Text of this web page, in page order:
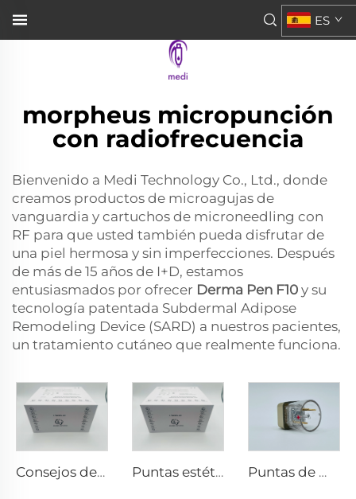
ES
morpheus micropunción
con radiofrecuencia
Bienvenido a Medi Technology Co., Ltd., donde
creamos productos de microagujas de
vanguardia y cartuchos de microneedling con
RF para que usted también pueda disfrutar de
una piel hermosa y sin imperfecciones. Después
de más de 15 años de I+D, estamos
entusiasmados por ofrecer Derma Pen F10 y su
tecnología patentada Subdermal Adipose
Remodeling Device (SARD) a nuestros pacientes,
un tratamiento cutáneo que realmente funciona.
Consejos de RF para pixel8 Puntas estéticas Pixel8 RF Rohrer 25 49 64 Puntas de microneedling rf Sylfirm X X-25